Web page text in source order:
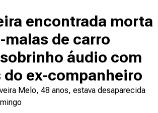
encontrada morta
malas de carro
áudio com
do ex-companheiro
Melo, 48 anos, estava desaparecida